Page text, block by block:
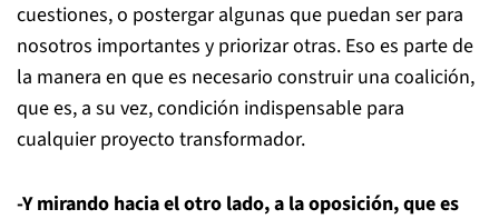
cuestiones, o postergar algunas que puedan ser para
nosotros importantes y priorizar otras. Eso es parte de
la manera en que es necesario construir una coalición,
que es, a su vez, condición indispensable para
cualquier proyecto transformador.
-Y mirando hacia el otro lado, a la oposición, que es